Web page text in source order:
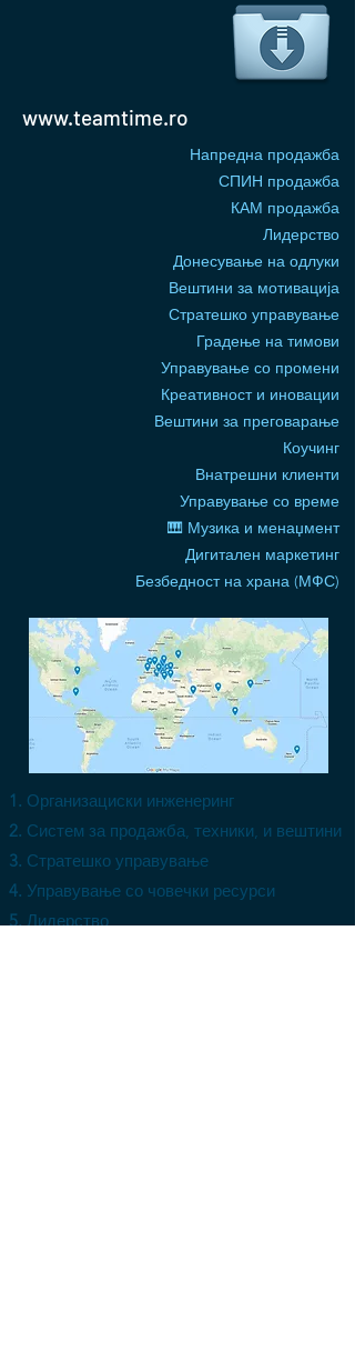
www.teamtime.ro
Напредна продажба
СПИН продажба
КАМ продажба
Лидерство
Донесување на одлуки
Вештини за мотивација
Стратешко управување
Градење на тимови
Управување со промени
Креативност и иновации
Вештини за преговарање
Коучинг
Внатрешни клиенти
Управување со време
🎹 Музика и менаџмент
Дигитален маркетинг
Безбедност на храна (МФС)
Организациски инженеринг
Систем за продажба, техники, и вештини
Стратешко управување
Управување со човечки ресурси
Лидерство